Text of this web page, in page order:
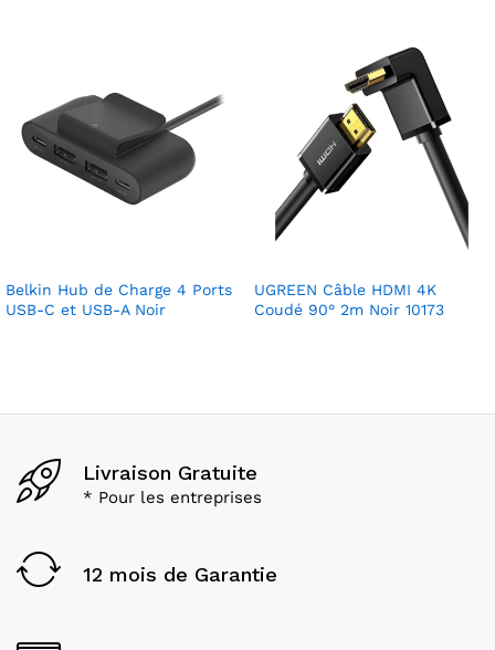
Belkin Hub de Charge 4 Ports
USB-C et USB-A Noir
UGREEN Câble HDMI 4K
Coudé 90° 2m Noir 10173
Livraison Gratuite
* Pour les entreprises
12 mois de Garantie